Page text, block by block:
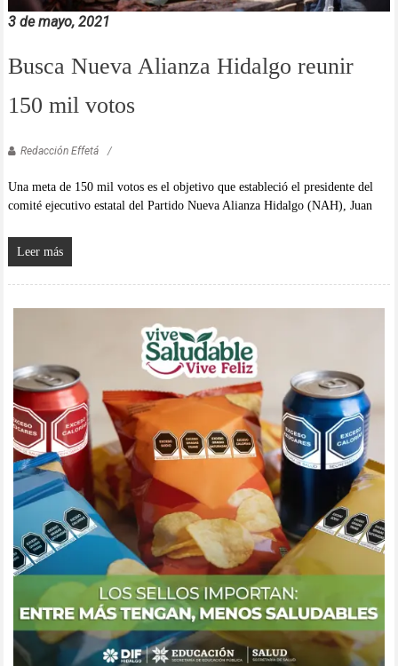
3 de mayo, 2021
Busca Nueva Alianza Hidalgo reunir
150 mil votos
Redacción Effetá
Una meta de 150 mil votos es el objetivo que estableció el presidente del
comité ejecutivo estatal del Partido Nueva Alianza Hidalgo (NAH), Juan
Leer más